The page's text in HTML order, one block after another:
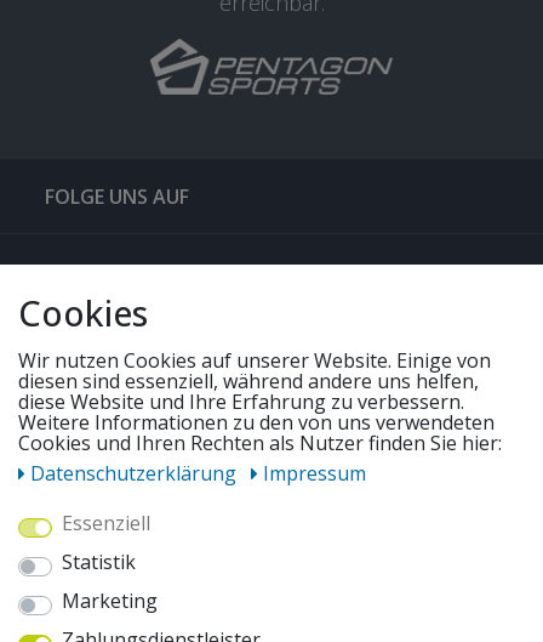
FOLGE UNS AUF
QUICKLINKS & TIPPS
UNSERE ANGEBOTE
WIR VERSENDEN MIT
Cookies
Wir nutzen Cookies auf unserer Website. Einige von
diesen sind essenziell, während andere uns helfen,
diese Website und Ihre Erfahrung zu verbessern.
Weitere Informationen zu den von uns verwendeten
Cookies und Ihren Rechten als Nutzer finden Sie hier:
Daten­schutz­erklärung
Impressum
Essenziell
Statistik
Marketing